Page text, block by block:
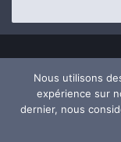
Nous utilisons
expérience sur
dernier, nous